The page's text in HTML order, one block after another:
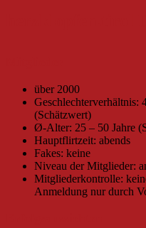
über 2000
Geschlechterverhältnis:
(Schätzwert)
Ø-Alter: 25 – 50 Jahre
Hauptflirtzeit: abends
Fakes: keine
Niveau der Mitglieder:
Mitgliederkontrolle:
Anmeldung nur durch